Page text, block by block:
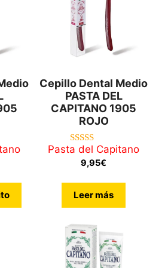
Cepillo Dental Medio
PASTA DEL
CAPITANO 1905
ROJO
5.00
de 5
Pasta del Capitano
9,95€
Leer más